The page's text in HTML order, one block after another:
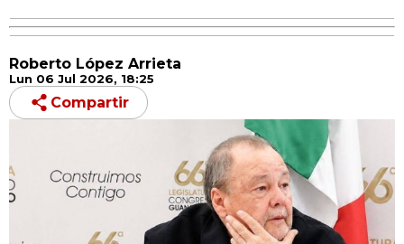
Roberto López Arrieta
Lun 06 Jul 2026, 18:25
Compartir